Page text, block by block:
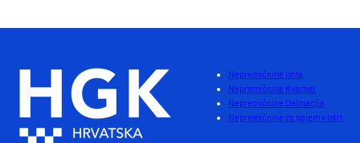
Nepremičnine Istra
Nepremičnine Kvarner
Nepremičnine Dalmacija
Nepremičnine za najem v Istri